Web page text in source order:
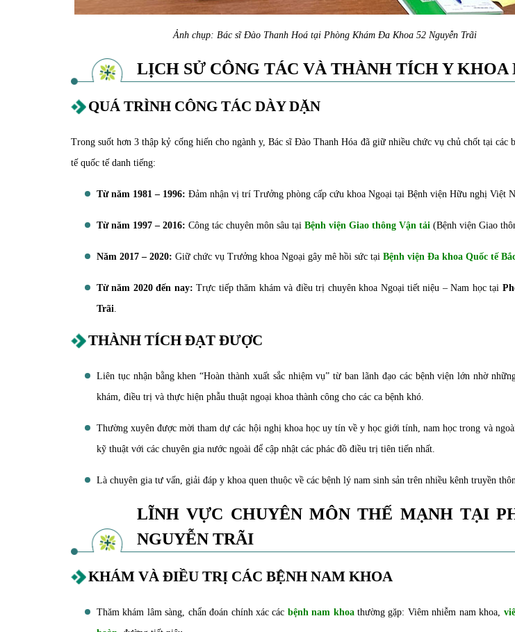
Ảnh chụp: Bác sĩ Đào Thanh Hoá tại Phòng Khám Đa Khoa 52 Nguyễn Trãi
LỊCH SỬ CÔNG TÁC VÀ THÀNH TÍCH Y KHOA
QUÁ TRÌNH CÔNG TÁC DÀY DẶN
Trong suốt hơn 3 thập kỷ cống hiến cho ngành y, Bác sĩ Đào Thanh Hóa đã giữ nhiều chức vụ chủ chốt tại các
tế quốc tế danh tiếng:
Từ năm 1981 – 1996: Đảm nhận vị trí Trưởng phòng cấp cứu khoa Ngoại tại Bệnh viện Hữu nghị Việt
Từ năm 1997 – 2016: Công tác chuyên môn sâu tại Bệnh viện Giao thông Vận tải (Bệnh viện Giao
Năm 2017 – 2020: Giữ chức vụ Trưởng khoa Ngoại gây mê hồi sức tại Bệnh viện Đa khoa Quốc tế
Từ năm 2020 đến nay: Trực tiếp thăm khám và điều trị chuyên khoa Ngoại tiết niệu – Nam học tại
Trãi.
THÀNH TÍCH ĐẠT ĐƯỢC
Liên tục nhận bằng khen “Hoàn thành xuất sắc nhiệm vụ” từ ban lãnh đạo các bệnh viện lớn nhờ
khám, điều trị và thực hiện phẫu thuật ngoại khoa thành công cho các ca bệnh khó.
Thường xuyên được mời tham dự các hội nghị khoa học uy tín về y học giới tính, nam học trong và
kỹ thuật với các chuyên gia nước ngoài để cập nhật các phác đồ điều trị tiên tiến nhất.
Là chuyên gia tư vấn, giải đáp y khoa quen thuộc về các bệnh lý nam sinh sản trên nhiều kênh truyền
LĨNH VỰC CHUYÊN MÔN THẾ MẠNH TẠI
NGUYỄN TRÃI
KHÁM VÀ ĐIỀU TRỊ CÁC BỆNH NAM KHOA
Thăm khám lâm sàng, chẩn đoán chính xác các bệnh nam khoathường gặp: Viêm nhiễm nam khoa,